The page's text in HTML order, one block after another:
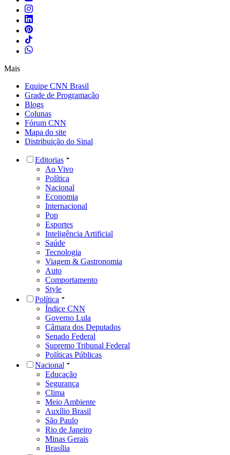
Mais
Equipe CNN Brasil
Grade de Programação
Blogs
Colunas
Fórum CNN
Mapa do site
Distribuição do Sinal
Editorias
Ao Vivo
Política
Nacional
Economia
Internacional
Pop
Esportes
Inteligência Artificial
Saúde
Tecnologia
Viagem & Gastronomia
Auto
Comportamento
Style
Política
Índice CNN
Governo Lula
Câmara dos Deputados
Senado Federal
Supremo Tribunal Federal
Políticas Públicas
Nacional
Educação
Segurança
Clima
Meio Ambiente
Auxílio Brasil
São Paulo
Rio de Janeiro
Minas Gerais
Brasília